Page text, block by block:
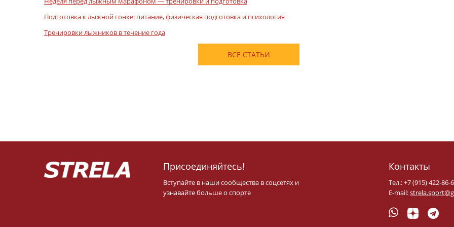
Подготовка к лыжной гонке: питание, физическая подготовка и психология
Тренировки лыжников в течение года
ВСЕ СТАТЬИ
Присоединяйтесь!
Вступайте в наши сообщества в соцсетях и
узнавайте больше о спорте
Контакты
Тел.: +7 (915) 422-86-
E-mail: